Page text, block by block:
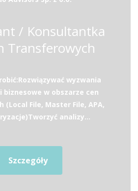
/ Konsultantka
Transferowych
wyzwania
biznesowe w obszarze cen
(Local File, Master File, APA,
analizy...
Szczegóły